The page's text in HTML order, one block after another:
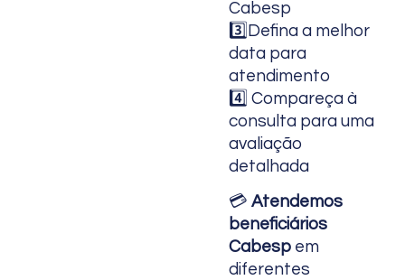
Cabesp
3️⃣Defina a melhor
data para
atendimento
4️⃣ Compareça à
consulta para uma
avaliação
detalhada
💳 Atendemos
beneficiários
Cabesp em
diferentes